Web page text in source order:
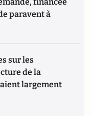
paravent à
sur les
de la
largement